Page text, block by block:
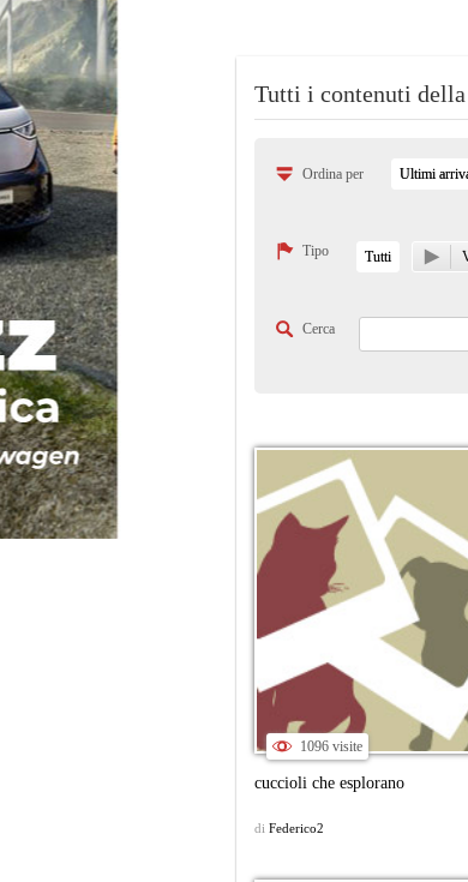
Tutti i contenuti
Ordina per Ultimi
Tipo Tutti
Cerca
1096 visite
cuccioli che esplorano
di Federico2